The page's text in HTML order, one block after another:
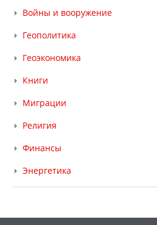
Войны и вооружение
Геополитика
Геоэкономика
Книги
Миграции
Религия
Финансы
Энергетика